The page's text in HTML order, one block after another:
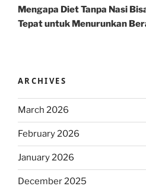
Post
Mengapa Diet Tanpa Nasi
Tepat untuk Menurunkan
ARCHIVES
March 2026
February 2026
January 2026
December 2025